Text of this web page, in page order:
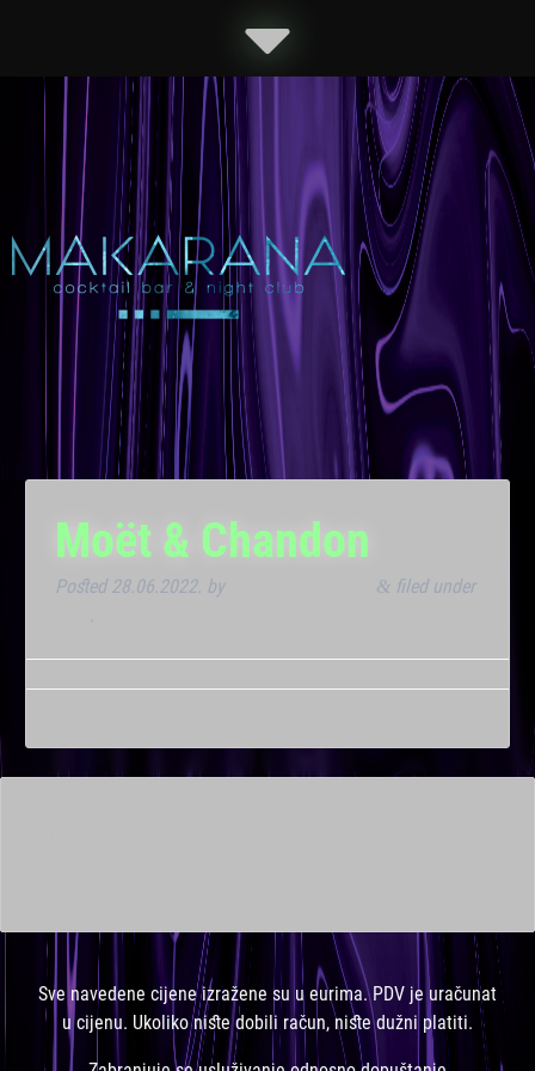
Moët & Chandon
Posted 28.06.2022. by & filed under
.
Sve navedene cijene izražene su u eurima. PDV je uračunat
u cijenu. Ukoliko niste dobili račun, niste dužni platiti.